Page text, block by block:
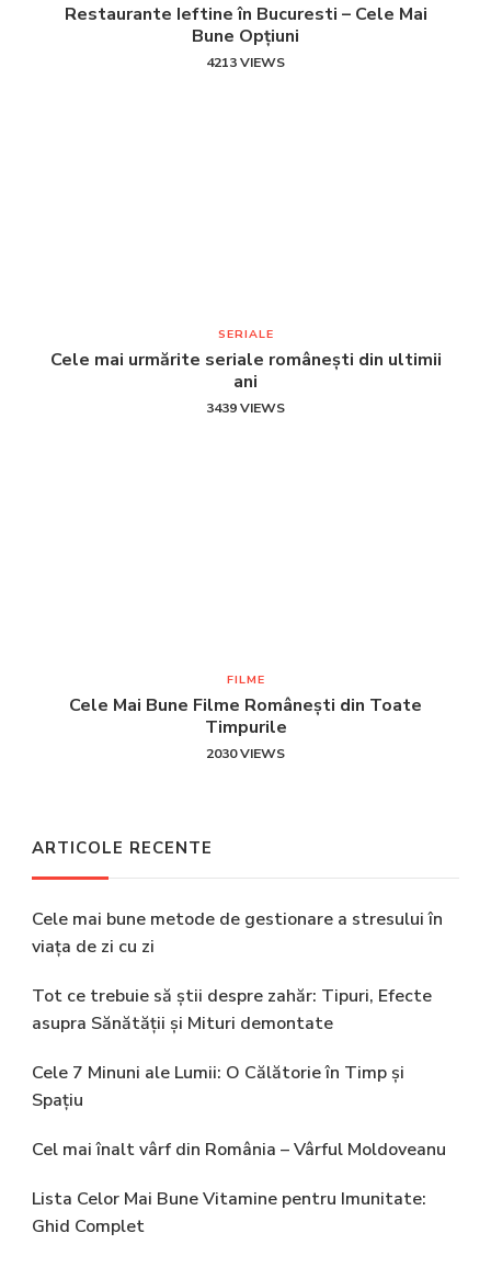
Restaurante Ieftine în Bucuresti – Cele Mai
Bune Opțiuni
4213 VIEWS
SERIALE
Cele mai urmărite seriale românești din ultimii
ani
3439 VIEWS
FILME
Cele Mai Bune Filme Românești din Toate
Timpurile
2030 VIEWS
ARTICOLE RECENTE
Cele mai bune metode de gestionare a stresului în
viața de zi cu zi
Tot ce trebuie să știi despre zahăr: Tipuri, Efecte
asupra Sănătății și Mituri demontate
Cele 7 Minuni ale Lumii: O Călătorie în Timp și
Spațiu
Cel mai înalt vârf din România – Vârful Moldoveanu
Lista Celor Mai Bune Vitamine pentru Imunitate:
Ghid Complet